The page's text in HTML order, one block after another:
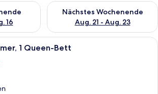
16
für dieses Wochenende, Aug. 14
Nächstes Wochenende
Aug. 21 - Aug. 23
Überprüfe die Verfügbarkeit
Classic-Doppelzimmer, 1 Queen-
1 Queen-Bett